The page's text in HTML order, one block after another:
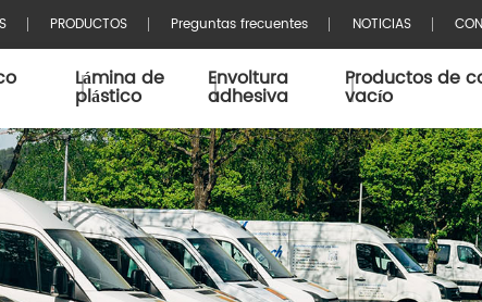
PRODUCTOS Preguntas frecuentes NOTICIAS
Lámina de
plástico
Envoltura
adhesiva
Productos de
vacío